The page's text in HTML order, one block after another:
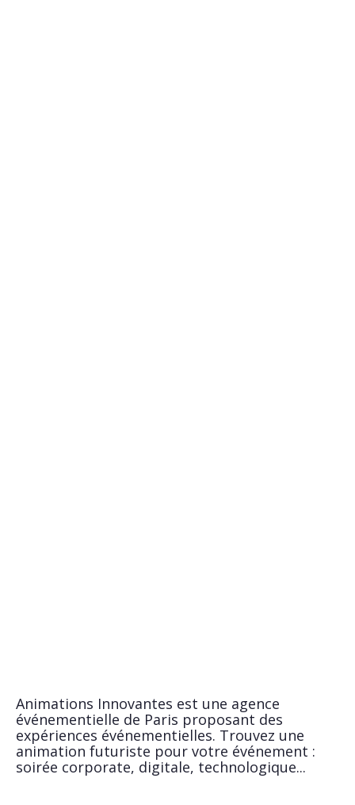
Animations Innovantes est une agence
événementielle de Paris proposant des
expériences événementielles. Trouvez une
animation futuriste pour votre événement :
soirée corporate, digitale, technologique...